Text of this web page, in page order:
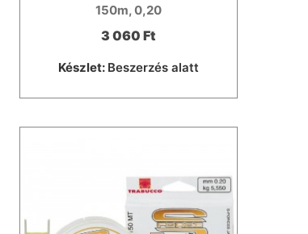
150m, 0,20
3 060 Ft
Készlet: Beszerzés alatt